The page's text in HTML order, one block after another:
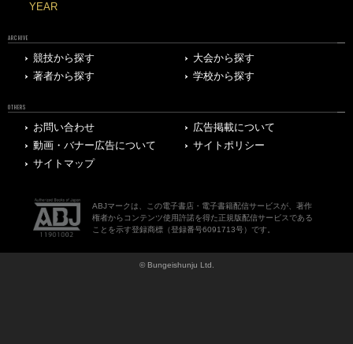
YEAR
ARCHIVE
競技から探す
大会から探す
著者から探す
学校から探す
OTHERS
お問い合わせ
広告掲載について
動画・バナー広告について
サイトポリシー
サイトマップ
ABJマークは、この電子書店・電子書籍配信サービスが、著作
権者からコンテンツ使用許諾を得た正規版配信サービスである
ことを示す登録商標（登録番号6091713号）です。
© Bungeishunju Ltd.